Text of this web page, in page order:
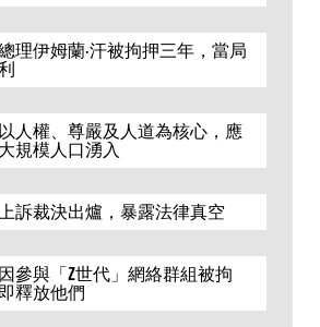
理伊姆蘭·汗被拘押三年，當局
人權、尊嚴及人道為核心，應
規模人口湧入
訴裁決出爐，暴露法律真空
參與「Z世代」網絡群組被拘
釋放他們